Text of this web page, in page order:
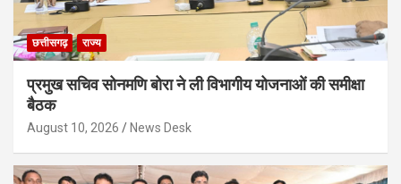
छत्तीसगढ़ राज्य
प्रमुख सचिव सोनमणि बोरा ने ली विभागीय योजनाओं की समीक्षा
बैठक
August 10, 2026 News Desk